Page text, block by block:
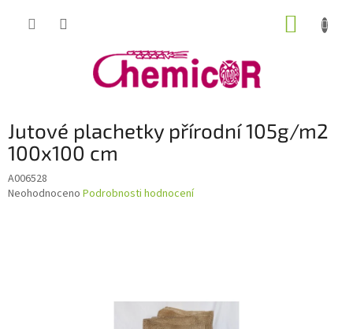
Jutové plachetky přírodní 105g/m2
100x100 cm
A006528
Průměrné
Neohodnoceno Podrobnosti hodnocení